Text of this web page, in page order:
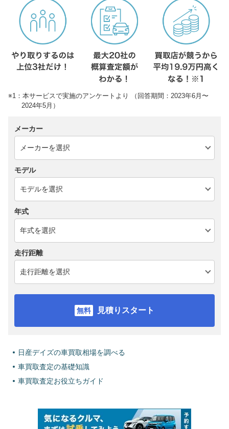
※1：本サービスで実施のアンケートより （回答期間：2023年6月〜
2024年5月）
メーカー
モデル
年式
走行距離
見積りスタート
日産デイズの車買取相場を調べる
車買取査定の基礎知識
車買取査定お役立ちガイド